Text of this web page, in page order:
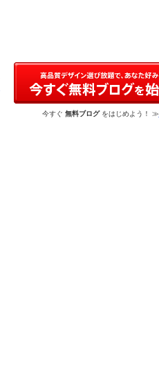
今すぐ 無料ブログをはじめよう！ ≫